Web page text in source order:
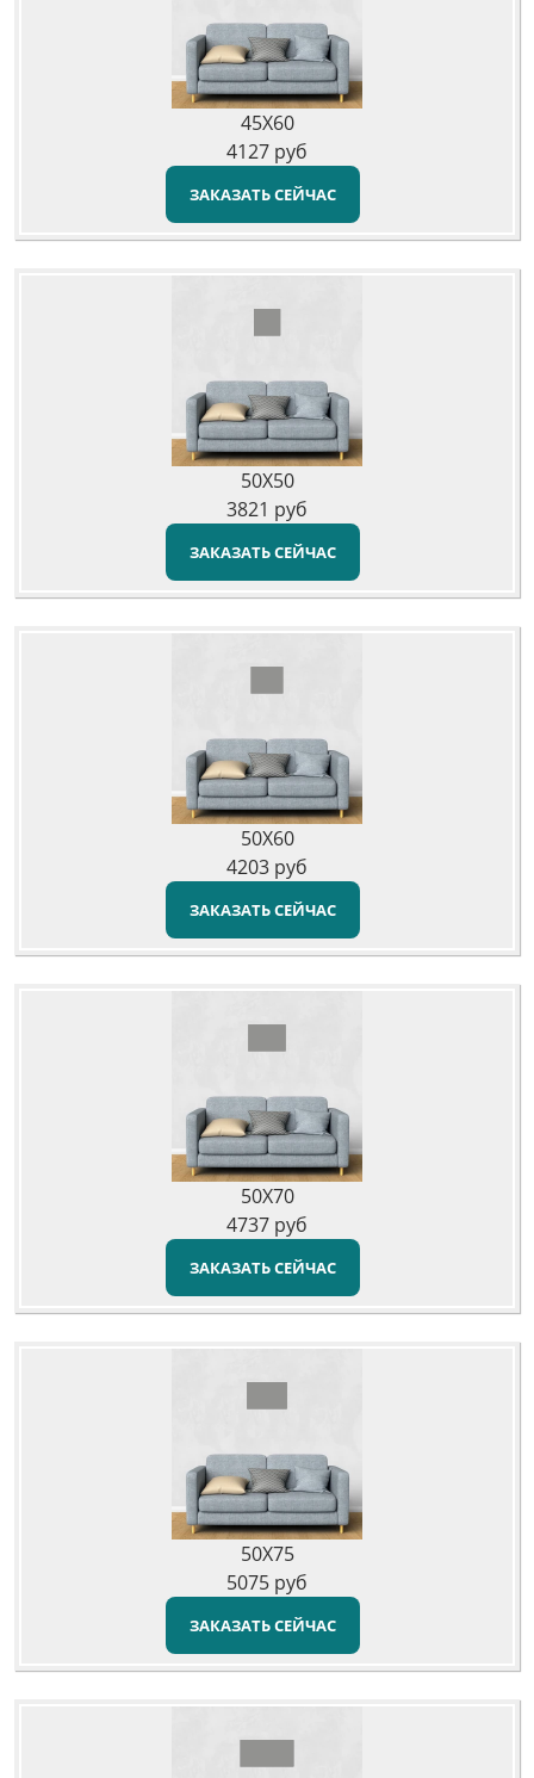
45X60
4127 руб
ЗАКАЗАТЬ СЕЙЧАС
50X50
3821 руб
ЗАКАЗАТЬ СЕЙЧАС
50X60
4203 руб
ЗАКАЗАТЬ СЕЙЧАС
50X70
4737 руб
ЗАКАЗАТЬ СЕЙЧАС
50X75
5075 руб
ЗАКАЗАТЬ СЕЙЧАС